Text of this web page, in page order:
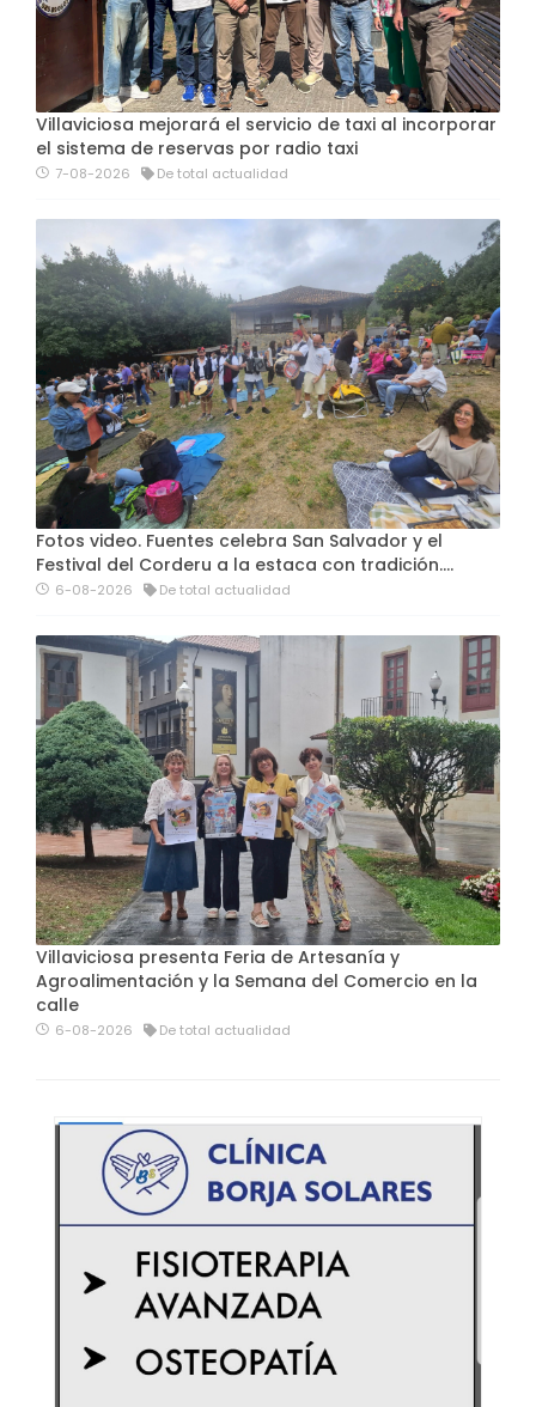
Villaviciosa mejorará el servicio de taxi al incorporar
el sistema de reservas por radio taxi
7-08-2026 De total actualidad
Fotos video. Fuentes celebra San Salvador y el
Festival del Corderu a la estaca con tradición....
6-08-2026 De total actualidad
Villaviciosa presenta Feria de Artesanía y
Agroalimentación y la Semana del Comercio en la
calle
6-08-2026 De total actualidad